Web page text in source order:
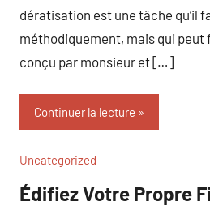
dératisation est une tâche qu’il
méthodiquement, mais qui
conçu par monsieur et […]
Continuer la lecture
Uncategorized
Édifiez Votre Propre